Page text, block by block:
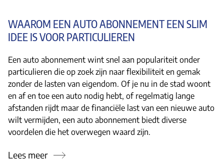
WAAROM EEN AUTO ABONNEMENT EEN SLIM
IDEE IS VOOR PARTICULIEREN
Een auto abonnement wint snel aan populariteit onder
particulieren die op zoek zijn naar flexibiliteit en gemak
zonder de lasten van eigendom. Of je nu in de stad woont
en af en toe een auto nodig hebt, of regelmatig lange
afstanden rijdt maar de financiële last van een nieuwe auto
wilt vermijden, een auto abonnement biedt diverse
voordelen die het overwegen waard zijn.
Lees meer